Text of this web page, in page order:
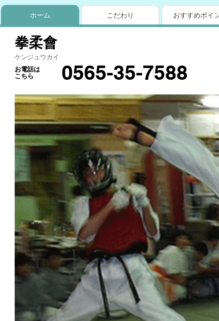
ホーム こだわり おすすめポイ
拳柔會
ケンジュウカイ
お電話は
こちら
0565-35-7588